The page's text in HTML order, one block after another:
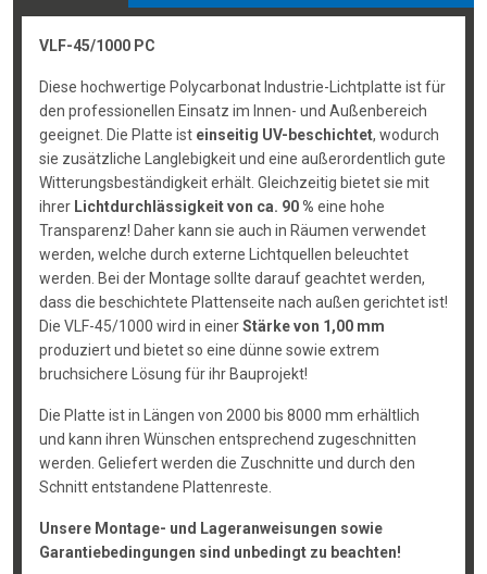
VLF-45/1000 PC
Diese hochwertige Polycarbonat Industrie-Lichtplatte ist für
den professionellen Einsatz im Innen- und Außenbereich
geeignet. Die Platte ist einseitig UV-beschichtet, wodurch
sie zusätzliche Langlebigkeit und eine außerordentlich gute
Witterungsbeständigkeit erhält. Gleichzeitig bietet sie mit
ihrer Lichtdurchlässigkeit von ca. 90 % eine hohe
Transparenz! Daher kann sie auch in Räumen verwendet
werden, welche durch externe Lichtquellen beleuchtet
werden. Bei der Montage sollte darauf geachtet werden,
dass die beschichtete Plattenseite nach außen gerichtet ist!
Die VLF-45/1000 wird in einerStärke von 1,00 mm
produziert und bietet so eine dünne sowie extrem
bruchsichere Lösung für ihr Bauprojekt!
Die Platte ist in Längen von 2000 bis 8000 mm erhältlich
und kann ihren Wünschen entsprechend zugeschnitten
werden. Geliefert werden die Zuschnitte und durch den
Schnitt entstandene Plattenreste.
Unsere Montage- und Lageranweisungen sowie
Garantiebedingungen sind unbedingt zu beachten!